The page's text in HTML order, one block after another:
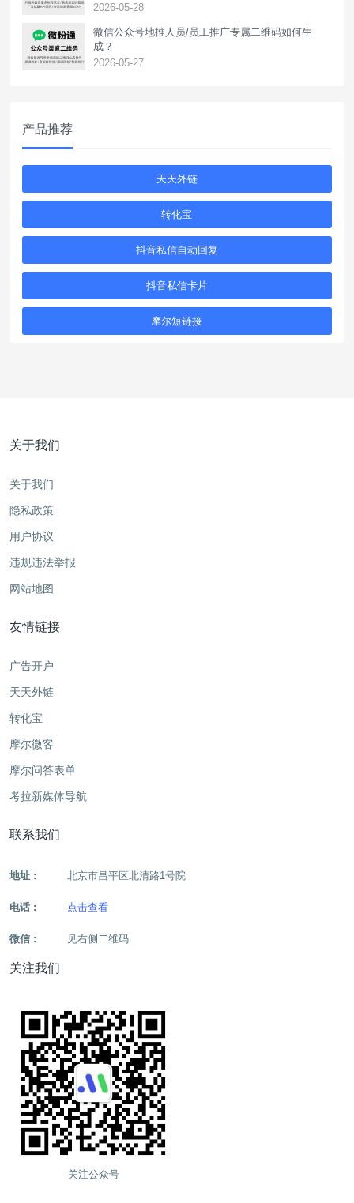
2026-05-28
‌微信公众号地推人员/员工推广专属二维码如何生
成？
2026-05-27
产品推荐
天天外链
转化宝
抖音私信自动回复
抖音私信卡片
摩尔短链接
关于我们
关于我们
隐私政策
用户协议
违规违法举报
网站地图
友情链接
广告开户
天天外链
转化宝
摩尔微客
摩尔问答表单
考拉新媒体导航
联系我们
地址 : 北京市昌平区北清路1号院
电话 : 点击查看
微信 : 见右侧二维码
关注我们
关注公众号